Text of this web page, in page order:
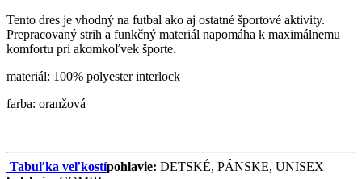
Tento dres je vhodný na futbal ako aj ostatné športové aktivity.
Prepracovaný strih a funkčný materiál napomáha k maximálnemu
komfortu pri akomkoľvek športe.
materiál: 100% polyester interlock
farba: oranžová
Tabuľka veľkostípohlavie: DETSKÉ, PÁNSKE, UNISEX